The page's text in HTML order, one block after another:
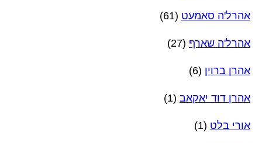
אהרל'ה סאמעט (61)
אהרל'ה שארף (27)
אהרן ברוין (6)
אהרן דוד יאקאב (1)
אורי בלט (1)